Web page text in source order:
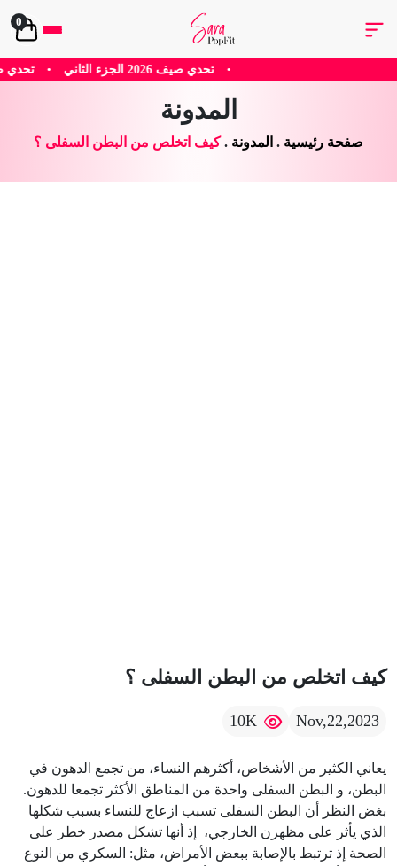
0
• تحدي صيف 2026 الجزء الاول
المدونة
صفحة رئيسية . المدونة . كيف اتخلص من البطن السفلى ؟
كيف اتخلص من البطن السفلى ؟
Nov,22,2023
10K
يعاني الكثير من الأشخاص، أكثرهم النساء، من تجمع الدهون في
البطن، و البطن السفلى واحدة من المناطق الأكثر تجمعا للدهون.
بغض النظر أن البطن السفلى تسبب ازعاج للنساء بسبب شكلها
الذي يأثر على مظهرن الخارجي، إذ أنها تشكل مصدر خطر على
الصحة إذ ترتبط بالإصابة ببعض الأمراض، مثل: السكري من النوع